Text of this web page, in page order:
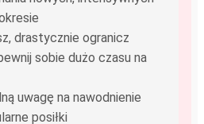
drastycznie ogranicz
sobie dużo czasu na
uwagę na nawodnienie
posiłki